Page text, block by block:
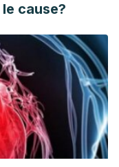
cause?